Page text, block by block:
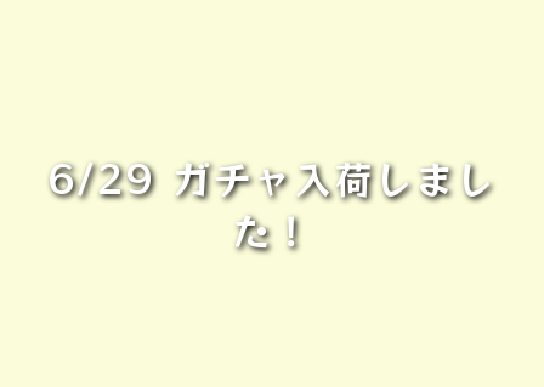
6/29 ガチャ入荷しまし
た！